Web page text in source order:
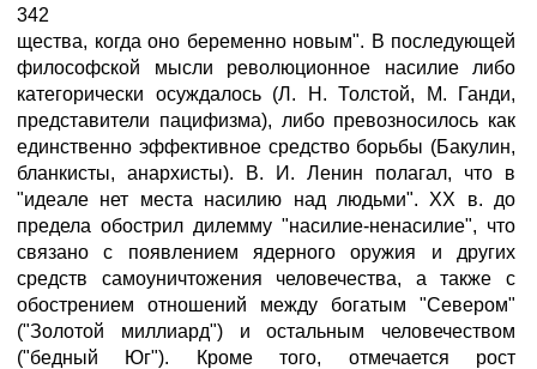
342
щества, когда оно беременно новым". В последующей
философской мысли революционное насилие либо
категорически осуждалось (Л. Н. Толстой, М. Ганди,
представители пацифизма), либо превозносилось как
единственно эффективное средство борьбы (Бакулин,
бланкисты, анархисты). В. И. Ленин полагал, что в
"идеале нет места насилию над людьми". XX в. до
предела обострил дилемму "насилие-ненасилие", что
связано с появлением ядерного оружия и других
средств самоуничтожения человечества, а также с
обострением отношений между богатым "Севером"
("Золотой миллиард") и остальным человечеством
("бедный Юг"). Кроме того, отмечается рост